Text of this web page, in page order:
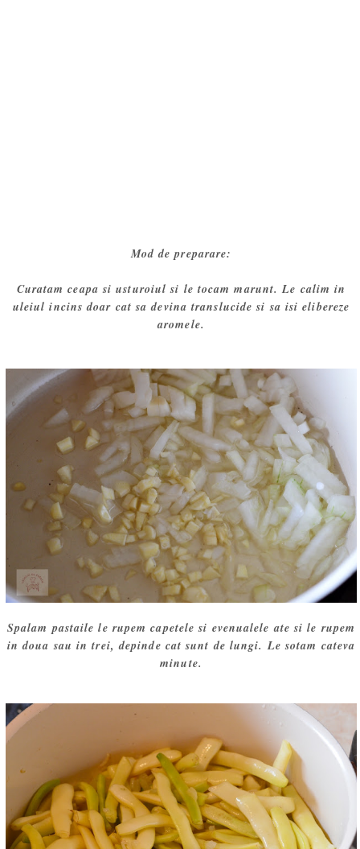
Mod de preparare:
Curatam ceapa si usturoiul si le tocam marunt. Le calim in
uleiul incins doar cat sa devina translucide si sa isi elibereze
aromele.
Spalam pastaile le rupem capetele si evenualele ate si le rupem
in doua sau in trei, depinde cat sunt de lungi. Le sotam cateva
minute.